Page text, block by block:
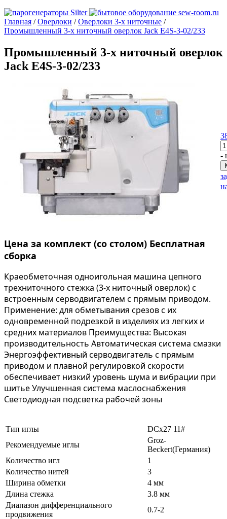
Главная /Оверлоки /Оверлоки 3-х ниточные /
Промышленный 3-х ниточный оверлок Jack E4S-3-02/233
Промышленный 3-х ниточный оверлок
Jack E4S-3-02/233
-
Цена за комплект (со столом) Бесплатная
сборка
Краеобметочная одноигольная машина цепного
трехниточного стежка (3-х ниточный оверлок) с
встроенным серводвигателем с прямым приводом.
Применение: для обметывания срезов с их
одновременной подрезкой в изделиях из легких и
средних материалов Преимущества: Высокая
производительность Автоматическая система смазки
Энергоэффективный серводвигатель с прямым
приводом и плавной регулировкой скорости
обеспечивает низкий уровень шума и вибрации при
шитье Улучшенная система маслоснабжения
Светодиодная подсветка рабочей зоны
Тип иглы
DCx27 11#
Рекомендуемые иглы
Groz-
Beckert(Германия)
Количество игл
1
Количество нитей
3
Ширина обметки
4 мм
Длина стежка
3.8 мм
Диапазон дифференциального
продвижения
0.7-2